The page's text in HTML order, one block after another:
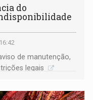
do
de manutenção,
legais